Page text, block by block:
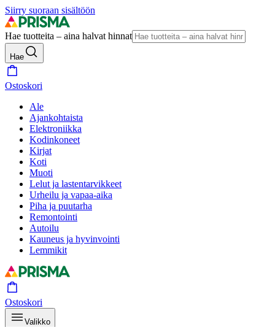
Siirry suoraan sisältöön
Hae tuotteita – aina halvat hinnat
Hae
Ostoskori
Ale
Ajankohtaista
Elektroniikka
Kodinkoneet
Kirjat
Koti
Muoti
Lelut ja lastentarvikkeet
Urheilu ja vapaa-aika
Piha ja puutarha
Remontointi
Autoilu
Kauneus ja hyvinvointi
Lemmikit
Ostoskori
Valikko